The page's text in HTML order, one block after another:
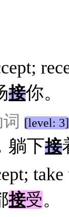
接你。
[level: 3]
躺下接
take
接受。